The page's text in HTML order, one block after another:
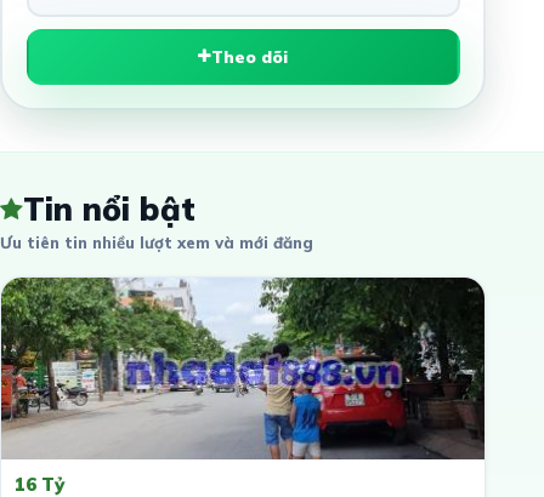
Theo dõi
Tin nổi bật
Ưu tiên tin nhiều lượt xem và mới đăng
16 Tỷ